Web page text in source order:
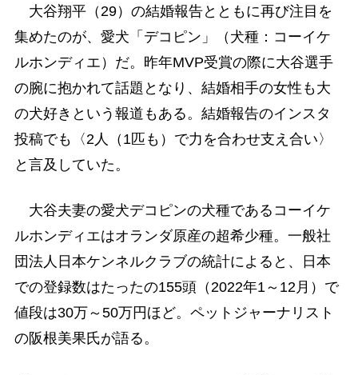
大谷翔平（29）の結婚報告とともに再び注目を
集めたのが、愛犬「デコピン」（犬種：コーイケ
ルホンディエ）だ。昨年MVP受賞の際に大谷選手
の腕に抱かれて話題となり、結婚相手の女性も大
の犬好きという報道もある。結婚報告のインスタ
投稿でも〈2人（1匹も）で力を合わせ支え合い〉
と言及していた。
大谷夫妻の愛犬デコピンの犬種であるコーイケ
ルホンディエはオランダ原産の超希少種。一般社
団法人日本ケンネルクラブの統計によると、日本
での登録数はたったの155頭（2022年1～12月）で
値段は30万～50万円ほど。ペットジャーナリスト
の阪根美果氏が語る。